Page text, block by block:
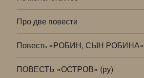
Про две повести
Повесть «РОБИН, СЫН РОБИНА»
ПОВЕСТЬ «ОСТРОВ» (ру)